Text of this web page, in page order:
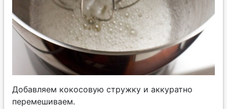
Добавляем кокосовую стружку и аккуратно
перемешиваем.